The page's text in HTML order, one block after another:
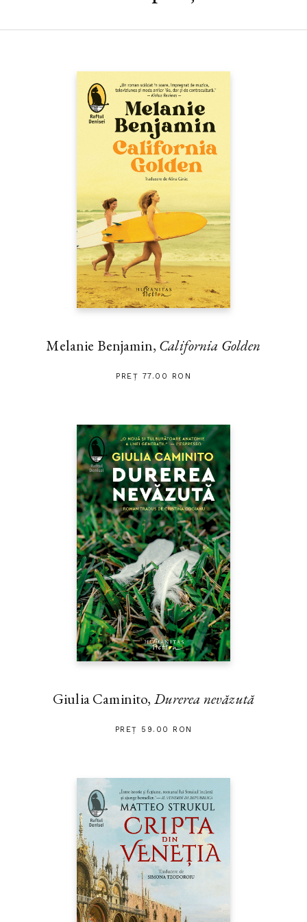
(Carl SANDBURG, „The Work of Ezra Pound“, 1916)
este marele catalizator al deceniului care culminează cu anul
annus mirabilis al modernismului literar. Prin
Pound a dat poemul epic al modernității, care închide în el lumea
modernă în același fel în care Homer a închis în
lumea greacă, Vergiliu înEneidalumea romană, iar Dante în
creștinătatea latină. Pound este nu doar un
simptom al epocii moderne, este și o radiografie a răului din
atitudinea modernistă. Toți marii moderni tîrăsc după ei o
radiografie a răului. În același timp, modernismul este un
mecanism de acces la sufletul intim. Operele moderne ne
vorbesc atît de mult și de direct deoarece modernismul este un
fel de a spune lucrurile pînă la capăt: de obicei pînă la capătul
deplinei singurătăți. Nu spusese Duns Scot, teologul din care s-a
inspirat Hopkins și în tradiția căruia se află și Pound, că persoana
este ultima singurătate a omului? Pe urmele lui Pound,
modernismul a încercat prinpersonasă ajungă la persoană, iar
„Introducere în modernismul lui Ezra Pound“, 2015)
Traduceri de Mircea Ivănescu şi Radu VancuSelecţie, îngrijire de
Melanie Benjamin, California Golden
PREȚ 77.00 RON
Giulia Caminito, Durerea nevăzută
PREȚ 59.00 RON